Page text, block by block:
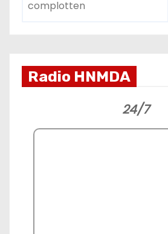
Radio HNMDA
24/7